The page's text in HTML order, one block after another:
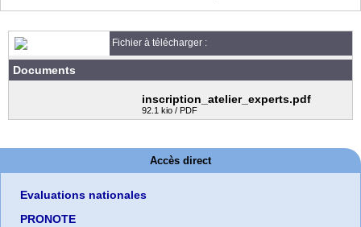
Fichier à télécharger :
Documents
inscription_atelier_experts.pdf
92.1 kio / PDF
Accès direct
Evaluations nationales
PRONOTE